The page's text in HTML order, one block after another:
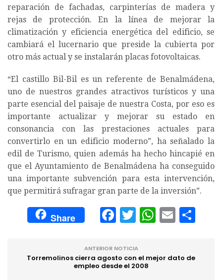
reparación de fachadas, carpinterías de madera y
rejas de protección. En la línea de mejorar la
climatización y eficiencia energética del edificio, se
cambiará el lucernario que preside la cubierta por
otro más actual y se instalarán placas fotovoltaicas.
“El castillo Bil-Bil es un referente de Benalmádena,
uno de nuestros grandes atractivos turísticos y una
parte esencial del paisaje de nuestra Costa, por eso es
importante actualizar y mejorar su estado en
consonancia con las prestaciones actuales para
convertirlo en un edificio moderno”, ha señalado la
edil de Turismo, quien además ha hecho hincapié en
que el Ayuntamiento de Benalmádena ha conseguido
una importante subvención para esta intervención,
que permitirá sufragar gran parte de la inversión”.
Share Facebook
TwitterEmail
ANTERIOR NOTICIA
Torremolinos cierra agosto con el mejor dato de
empleo desde el 2008